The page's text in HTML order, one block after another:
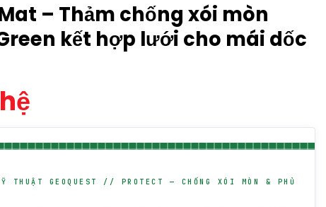
– Thảm chống xói mòn
kết hợp lưới cho mái dốc
THUẬT GEOQUEST // PROTECT — CHỐNG XÓI MÒN & PHỦ